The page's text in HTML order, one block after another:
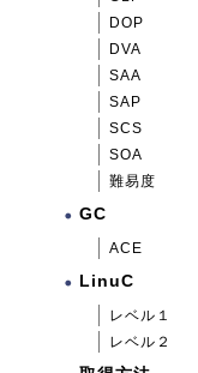
DOP
DVA
SAA
SAP
SCS
SOA
難易度
GC
ACE
LinuC
レベル１
レベル２